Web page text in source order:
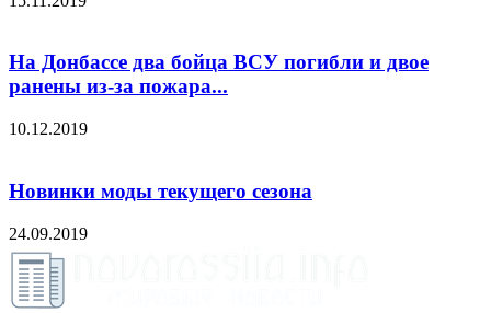
На Донбассе два бойца ВСУ погибли и двое
ранены из-за пожара...
10.12.2019
Новинки моды текущего сезона
24.09.2019